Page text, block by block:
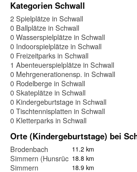
Kategorien Schwall
2 Spielplätze in Schwall
0 Ballplätze in Schwall
0 Wasserspielplätze in Schwall
0 Indoorspielplätze in Schwall
0 Freizeitparks in Schwall
1 Abenteuerspielplätze in Schwall
0 Mehrgenerationensp. in Schwall
0 Rodelberge in Schwall
0 Skateplätze in Schwall
0 Kindergeburtstage in Schwall
0 Tischtennisplatten in Schwall
0 Kletterparks in Schwall
Orte (Kindergeburtstage) bei
Brodenbach 11.2 km
Simmern (Hunsrück)18.8 km
Simmern 18.9 km